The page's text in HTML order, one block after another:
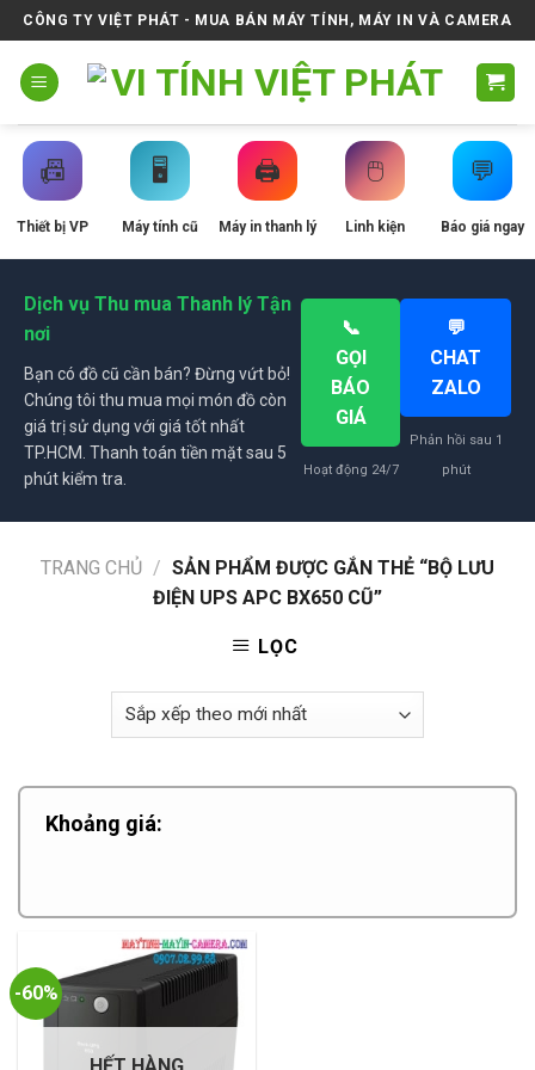
Skip
to
content
CÔNG TY VIỆT PHÁT - MUA BÁN MÁY TÍNH, MÁY IN VÀ CAMERA
📠
Thiết bị VP
🖥️
Máy tính cũ
🖨️
Máy in thanh lý
🖱️
Linh kiện
💬
Báo giá ngay
Dịch vụ Thu mua Thanh lý Tận
nơi
Bạn có đồ cũ cần bán? Đừng vứt bỏ!
Chúng tôi thu mua mọi món đồ còn
giá trị sử dụng với giá tốt nhất
TP.HCM. Thanh toán tiền mặt sau 5
phút kiểm tra.
📞
GỌI
BÁO
GIÁ
Hoạt động 24/7
💬
CHAT
ZALO
Phản hồi sau 1
phút
TRANG CHỦ / SẢN PHẨM ĐƯỢC GẮN THẺ “BỘ LƯU
ĐIỆN UPS APC BX650 CŨ”
LỌC
Khoảng giá:
-60%
HẾT HÀNG